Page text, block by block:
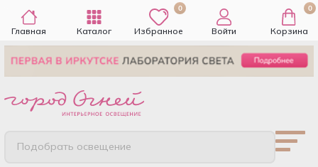
Главная Каталог
0
Избранное Войти
0
Корзина
Подобрать освещение